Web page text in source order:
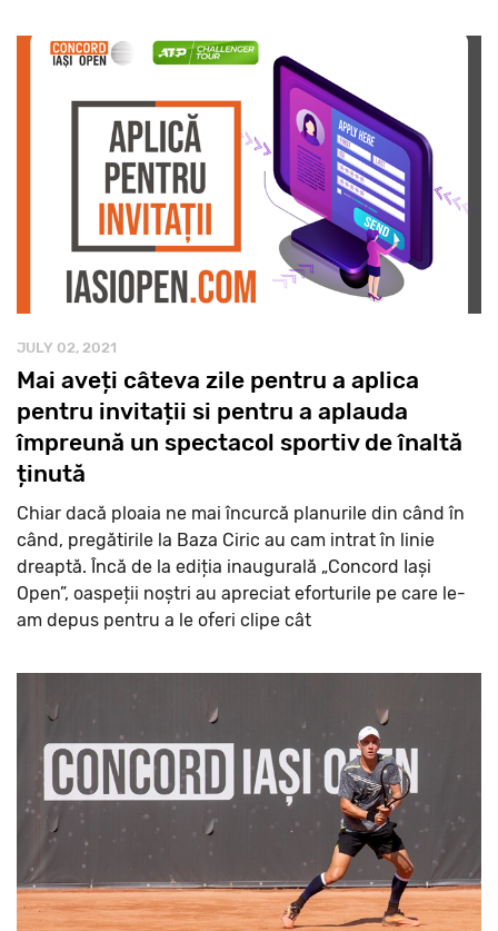
JULY 02, 2021
Mai aveți câteva zile pentru a aplica
pentru invitații si pentru a aplauda
împreună un spectacol sportiv de înaltă
ținută
Chiar dacă ploaia ne mai încurcă planurile din când în
când, pregătirile la Baza Ciric au cam intrat în linie
dreaptă. Încă de la ediția inaugurală „Concord Iași
Open”, oaspeții noștri au apreciat eforturile pe care le-
am depus pentru a le oferi clipe cât